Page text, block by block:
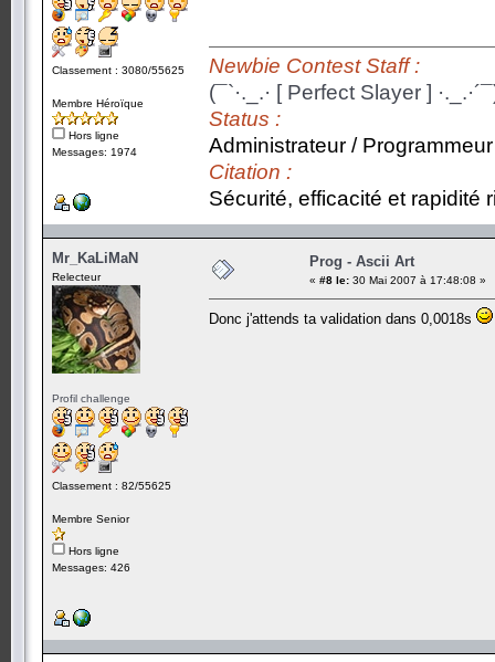
Classement : 3080/55625
Membre Héroïque
Hors ligne
Messages: 1974
Newbie Contest Staff :
(¯`·._.· [ Perfect Slayer ]
Status :
Administrateur /
Citation :
Sécurité, efficacité et rapidité
Mr_KaLiMaN
Relecteur
Profil challenge
Classement : 82/55625
Membre Senior
Hors ligne
Messages: 426
Prog - Ascii Art
« #8 le: 30 Mai 2007 à 17:48:08 »
Donc j'attends ta validation dans 0,0018s